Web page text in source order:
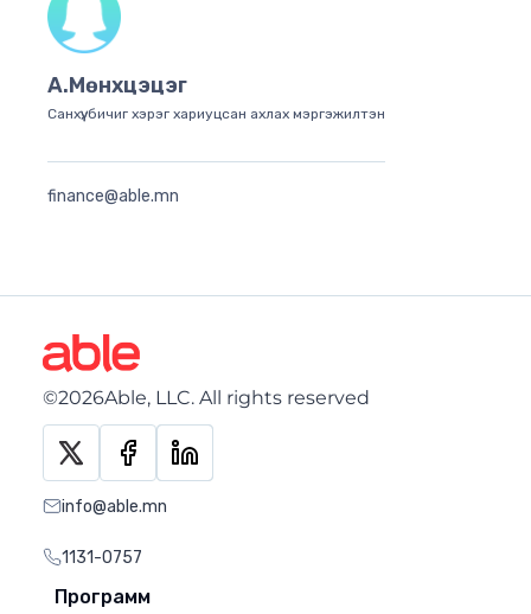
А.Мөнхцэцэг
Санхүү, бичиг хэрэг хариуцсан ахлах мэргэжилтэн
finance@able.mn
©2026Able, LLC. All rights reserved
info@able.mn
1131-0757
Программ